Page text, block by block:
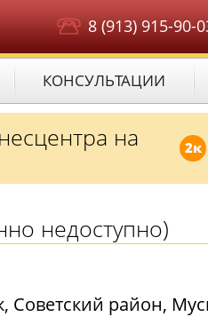
8 (913) 915-90-
КОНСУЛЬТАЦИИ
2к
на
недоступно)
Советский район,